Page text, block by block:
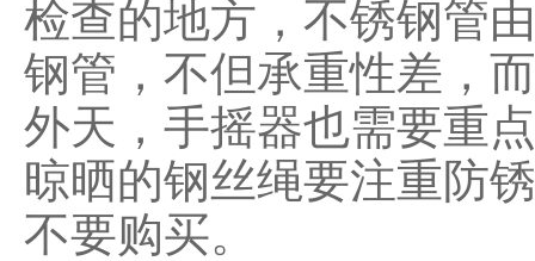
检查的地方，不锈钢管
钢管，不但承重性差，
外天，手摇器也需要重
晾晒的钢丝绳要注重防
不要购买。